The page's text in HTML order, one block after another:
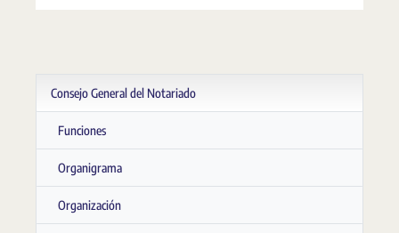
Consejo General del Notariado
Funciones
Organigrama
Organización